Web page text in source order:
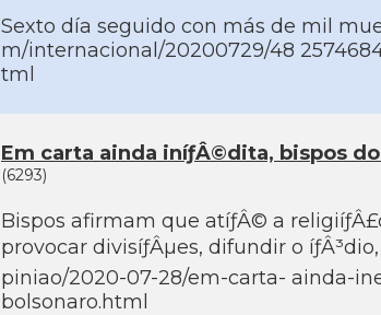
Sexto dí­a seguido con más de mil
m/internacional/20200729/48
tml
Em carta ainda iníƒÂ©dita, bispos
(6293)
Bispos afirmam que atíƒÂ© a
provocar divisíƒÂµes, difundir o
piniao/2020-07-28/em-carta- ainda-
bolsonaro.html